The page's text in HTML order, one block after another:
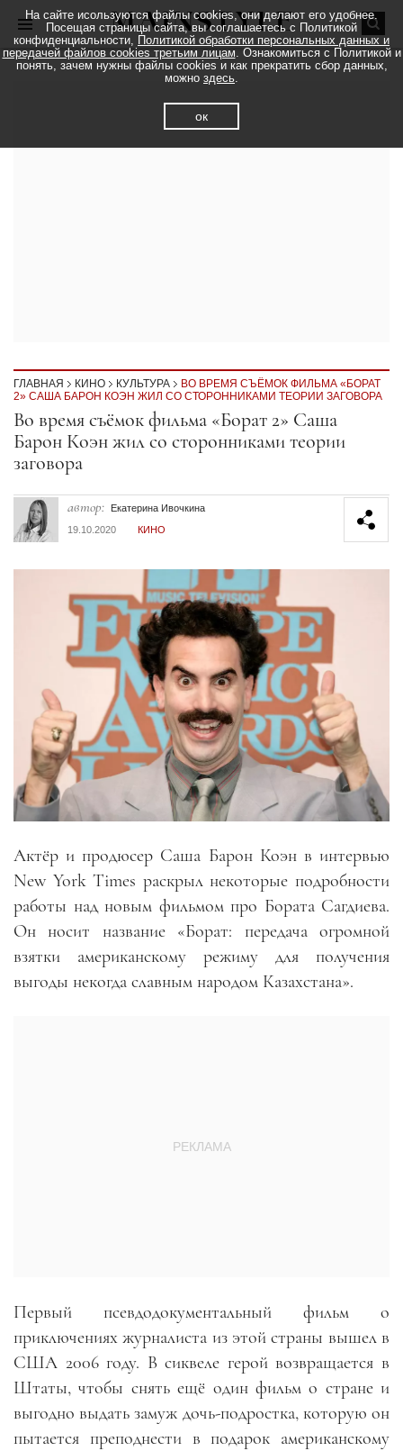
ГЛАВНАЯ КИНО КУЛЬТУРА
ВО ВРЕМЯ СЪЁМОК ФИЛЬМА «БОРАТ
2» САША БАРОН КОЭН ЖИЛ СО СТОРОННИКАМИ ТЕОРИИ ЗАГОВОРА
Секция статей
Во время съёмок фильма «Борат 2» Саша
Барон Коэн жил со сторонниками теории
заговора
автор:
Екатерина Ивочкина
19.10.2020
КИНО
Актёр и продюсер Саша Барон Коэн в интервью
New York Times раскрыл некоторые подробности
работы над новым фильмом про Бората Сагдиева.
Он носит название «Борат: передача огромной
взятки американскому режиму для получения
выгоды некогда славным народом Казахстана».
Первый псевдодокументальный фильм о
приключениях журналиста из этой страны вышел в
США 2006 году. В сиквеле герой возвращается в
Штаты, чтобы снять ещё один фильм о стране и
выгодно выдать замуж дочь-подростка, которую он
пытается преподнести в подарок американскому
На сайте исользуются файлы cookies, они делают его удобнее.
Посещая страницы сайта, вы соглашаетесь с Политикой
конфиденциальности, Политикой обработки персональных данных и
передачей файлов cookies третьим лицам. Ознакомиться с Политикой и
понять, зачем нужны файлы cookies и как прекратить сбор данных,
можно здесь.
ок